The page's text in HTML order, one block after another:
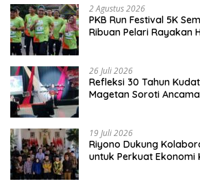
2 Agustus 2026
PKB Run Festival 5K
Ribuan Pelari Rayakan
26 Juli 2026
Refleksi 30 Tahun
Magetan Soroti
19 Juli 2026
Riyono Dukung
untuk Perkuat